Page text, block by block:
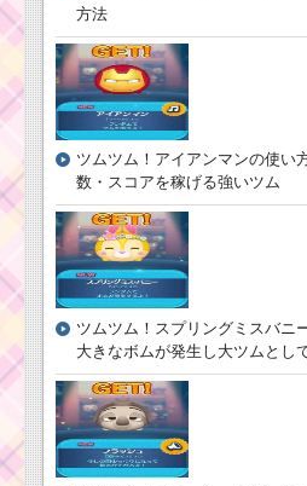
方法
ツムツム！アイアンマンの使い
数・スコアを稼げる強いツム
ツムツム！スプリングミスバニ
大きなボムが発生し大ツムとし